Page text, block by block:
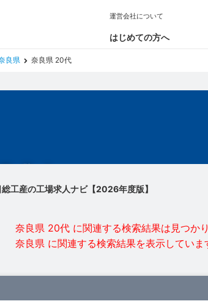
はじめての方へ
運営会社について
良県 奈良県 20代
工産の工場求人ナビ【2026年度版】
奈良県 20代 に関連する検索結果は見つか
奈良県 に関連する検索結果を表示していま